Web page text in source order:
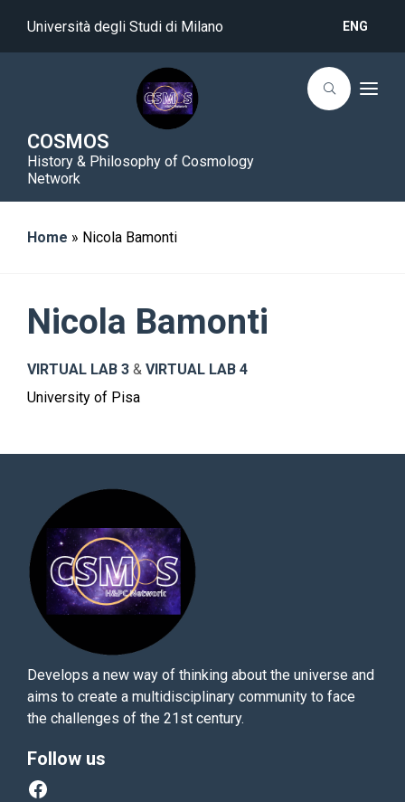
Università degli Studi di Milano ENG
COSMOS
History & Philosophy of Cosmology
Network
T
v
Home » Nicola Bamonti
Nicola Bamonti
VIRTUAL LAB 3 & VIRTUAL LAB 4
University of Pisa
Develops a new way of thinking about the universe and
aims to create a multidisciplinary community to face
the challenges of the 21st century.
Follow us
Facebook